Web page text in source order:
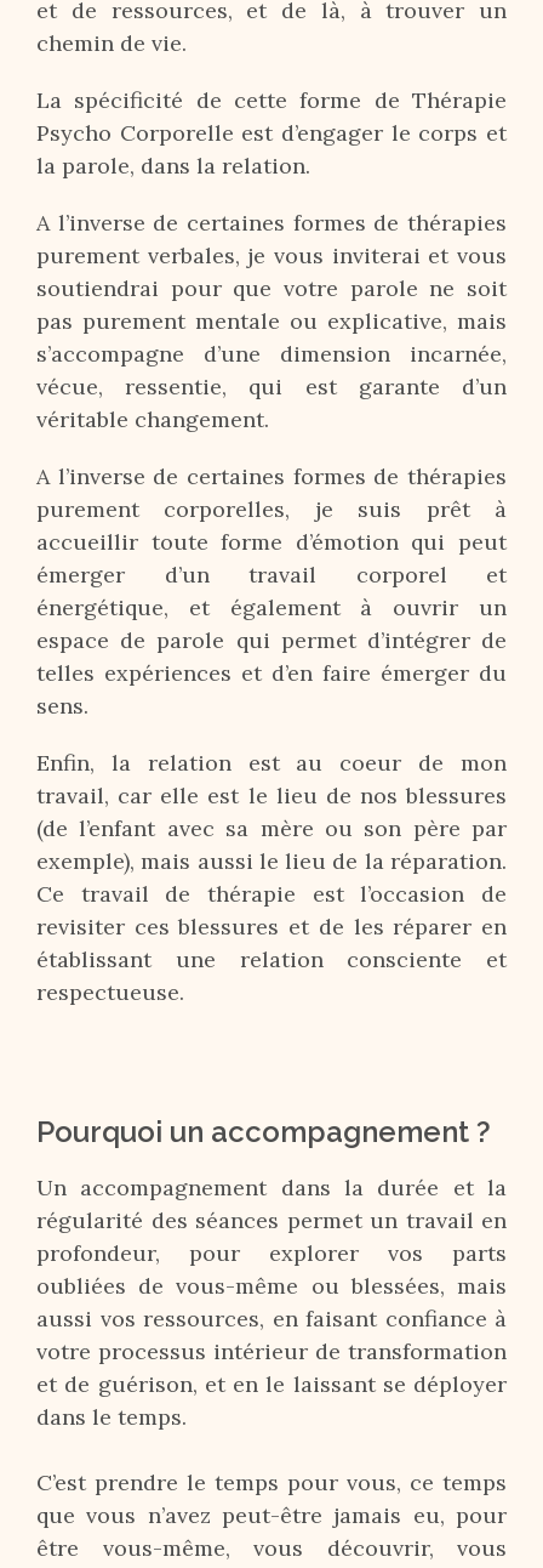
et de ressources, et de là, à trouver un
chemin de vie.
La spécificité de cette forme de Thérapie
Psycho Corporelle est d’engager le corps et
la parole, dans la relation.
A l’inverse de certaines formes de thérapies
purement verbales, je vous inviterai et vous
soutiendrai pour que votre parole ne soit
pas purement mentale ou explicative, mais
s’accompagne d’une dimension incarnée,
vécue, ressentie, qui est garante d’un
véritable changement.
A l’inverse de certaines formes de thérapies
purement corporelles, je suis prêt à
accueillir toute forme d’émotion qui peut
émerger d’un travail corporel et
énergétique, et également à ouvrir un
espace de parole qui permet d’intégrer de
telles expériences et d’en faire émerger du
sens.
Enfin, la relation est au coeur de mon
travail, car elle est le lieu de nos blessures
(de l’enfant avec sa mère ou son père par
exemple), mais aussi le lieu de la réparation.
Ce travail de thérapie est l’occasion de
revisiter ces blessures et de les réparer en
établissant une relation consciente et
respectueuse.
Pourquoi un accompagnement ?
Un accompagnement dans la durée et la
régularité des séances permet un travail en
profondeur, pour explorer vos parts
oubliées de vous-même ou blessées, mais
aussi vos ressources, en faisant confiance à
votre processus intérieur de transformation
et de guérison, et en le laissant se déployer
dans le temps.
C’est prendre le temps pour vous, ce temps
que vous n’avez peut-être jamais eu, pour
être vous-même, vous découvrir, vous